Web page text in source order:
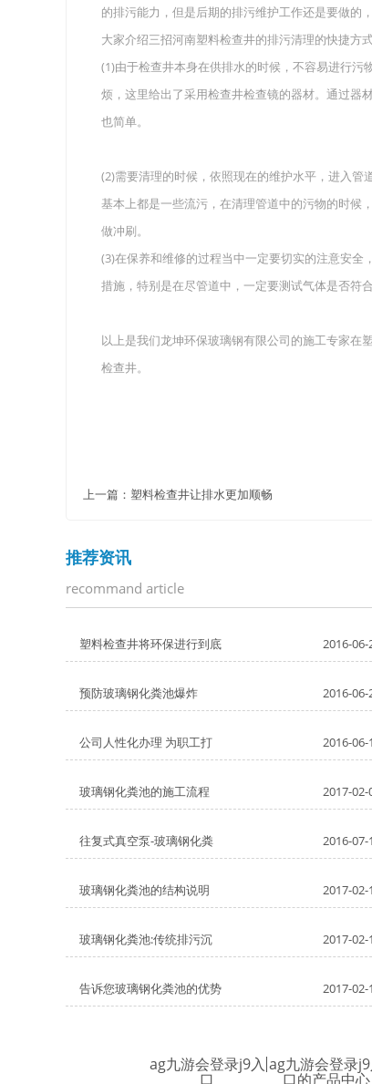
使用成都玻璃钢化粪池的七大好处你都记住
的排污能力，但是后期的排污维护工作还是要做的
大家介绍三招河南塑料检查井的排污清理的快捷方式
(1)由于检查井本身在供排水的时候，不容易进行
烦，这里给出了采用检查井检查镜的器材。通过器
也简单。
(2)需要清理的时候，依照现在的维护水平，进入
基本上都是一些流污，在清理管道中的污物的时候
做冲刷。
(3)在保养和维修的过程当中一定要切实的注意安
措施，特别是在尽管道中，一定要测试气体是否符
以上是我们龙坤环保玻璃钢有限公司的施工专家在
检查井。
上一篇： 塑料检查井让排水更加顺畅
推荐资讯
recommand article
塑料检查井将环保进行到底 2016-06-
预防玻璃钢化粪池爆炸 2016-06-
公司人性化办理 为职工打 2016-06-
玻璃钢化粪池的施工流程 2017-02-
往复式真空泵-玻璃钢化粪 2016-07-
玻璃钢化粪池的结构说明 2017-02-
玻璃钢化粪池:传统排污沉 2017-02-
告诉您玻璃钢化粪池的优势 2017-02-
ag九游会登录j9入
口
ag九游会登录j9
口的产品中心